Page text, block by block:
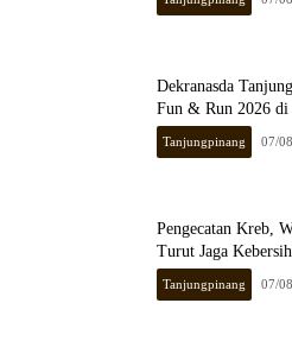
Dekranasda
Fun & Run 2026 di
Tanjungpinang 07/
Pengecatan Kreb,
Turut Jaga
Tanjungpinang 07/